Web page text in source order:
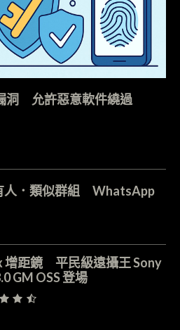
洞 允許惡意軟件繞過
人．類似群組 WhatsApp
增距鏡 平民級遠攝王 Sony
GM OSS 登場